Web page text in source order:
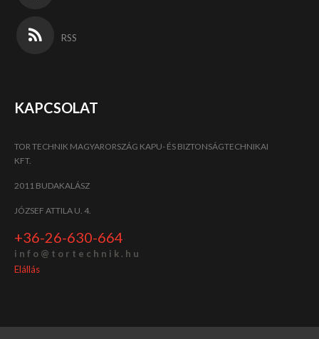
RSS
KAPCSOLAT
TOR TECHNIK MAGYARORSZÁG KAPU- ÉS BIZTONSÁGTECHNIKAI
KFT.
2011 BUDAKALÁSZ
JÓZSEF ATTILA U. 4.
+36-26-630-664
i n f o @ t o r t e c h n i k . h u
Elállás